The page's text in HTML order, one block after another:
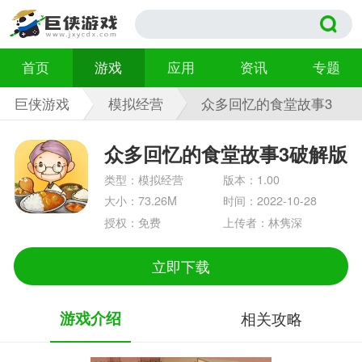
首页 游戏 应用 资讯
专题
巨侠游戏
模拟经营
众多回忆的食堂故事3
众多回忆的食堂故事3破解版
类型：模拟经营
版本：1.00
大小：73.26M
时间：2022-10-28
授权：免费
上传者：林隽深
立即下载
游戏介绍 相关攻略